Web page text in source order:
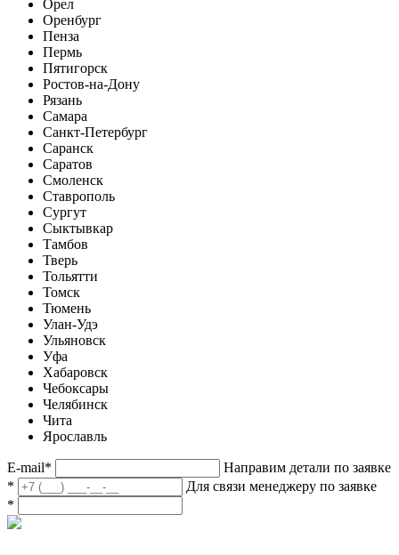
Орел
Оренбург
Пенза
Пермь
Пятигорск
Ростов-на-Дону
Рязань
Самара
Санкт-Петербург
Саранск
Саратов
Смоленск
Ставрополь
Сургут
Сыктывкар
Тамбов
Тверь
Тольятти
Томск
Тюмень
Улан-Удэ
Ульяновск
Уфа
Хабаровск
Чебоксары
Челябинск
Чита
Ярославль
E-mail*
Направим детали по заявке
*
Для связи менеджеру по заявке
*